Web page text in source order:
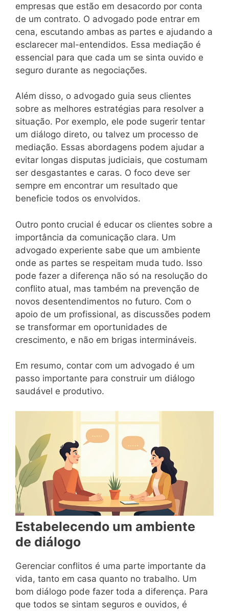
empresas que estão em desacordo por conta
de um contrato. O advogado pode entrar em
cena, escutando ambas as partes e ajudando a
esclarecer mal-entendidos. Essa mediação é
essencial para que cada um se sinta ouvido e
seguro durante as negociações.
Além disso, o advogado guia seus clientes
sobre as melhores estratégias para resolver a
situação. Por exemplo, ele pode sugerir tentar
um diálogo direto, ou talvez um processo de
mediação. Essas abordagens podem ajudar a
evitar longas disputas judiciais, que costumam
ser desgastantes e caras. O foco deve ser
sempre em encontrar um resultado que
beneficie todos os envolvidos.
Outro ponto crucial é educar os clientes sobre a
importância da comunicação clara. Um
advogado experiente sabe que um ambiente
onde as partes se respeitam muda tudo. Isso
pode fazer a diferença não só na resolução do
conflito atual, mas também na prevenção de
novos desentendimentos no futuro. Com o
apoio de um profissional, as discussões podem
se transformar em oportunidades de
crescimento, e não em brigas intermináveis.
Em resumo, contar com um advogado é um
passo importante para construir um diálogo
saudável e produtivo.
Estabelecendo um ambiente
de diálogo
Gerenciar conflitos é uma parte importante da
vida, tanto em casa quanto no trabalho. Um
bom diálogo pode fazer toda a diferença. Para
que todos se sintam seguros e ouvidos, é